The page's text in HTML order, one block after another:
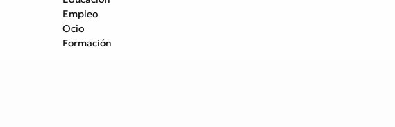
Empleo
Ocio
Formación